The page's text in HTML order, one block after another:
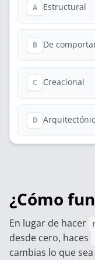
A Estructural
B De
C Creacional
D
¿Cómo
En lugar de hacer
desde cero, haces
cambias lo que